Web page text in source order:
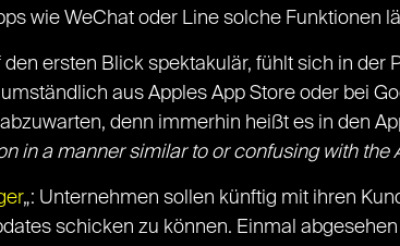
wie WeChat oder Line solche Funktionen
ersten Blick spektakulär, fühlt sich in der
aus Apples App Store oder bei
denn immerhin heißt es in den
in a manner similar to or confusing with the
„: Unternehmen sollen künftig mit ihren
schicken zu können. Einmal